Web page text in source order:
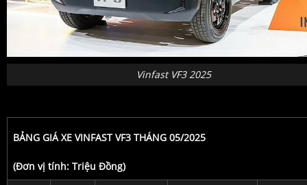
Vinfast VF3 2025
BẢNG GIÁ XE VINFAST VF3 THÁNG 05/2025
(Đơn vị tính: Triệu Đồng)